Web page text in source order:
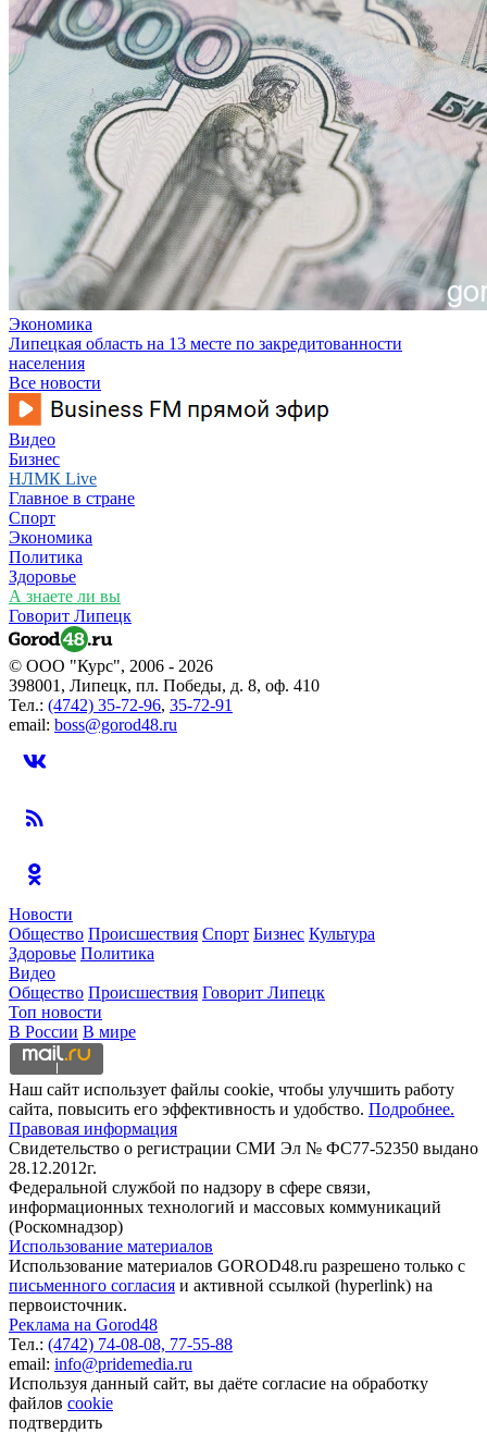
Экономика
Липецкая область на 13 месте по закредитованности
населения
Все новости
Видео
Бизнес
НЛМК Live
Главное в стране
Спорт
Экономика
Политика
Здоровье
А знаете ли вы
Говорит Липецк
© ООО "Курс", 2006 - 2026
398001, Липецк, пл. Победы, д. 8, оф. 410
Тел.: (4742) 35-72-96, 35-72-91
email: boss@gorod48.ru
Новости
Общество Происшествия Спорт Бизнес Культура
Здоровье Политика
Видео
Общество Происшествия Говорит Липецк
Топ новости
В России В мире
Наш сайт использует файлы cookie, чтобы улучшить работу
сайта, повысить его эффективность и удобство. Подробнее.
Правовая информация
Свидетельство о регистрации СМИ Эл № ФС77-52350 выдано
28.12.2012г.
Федеральной службой по надзору в сфере связи,
информационных технологий и массовых коммуникаций
(Роскомнадзор)
Использование материалов
Использование материалов GOROD48.ru разрешено только с
письменного согласия и активной ссылкой (hyperlink) на
первоисточник.
Реклама на Gorod48
Тел.: (4742) 74-08-08, 77-55-88
email: info@pridemedia.ru
Используя данный сайт, вы даёте согласие на обработку
файлов cookie
подтвердить